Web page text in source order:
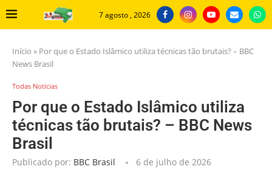
7 agosto , 2026
Início » Por que o Estado Islâmico utiliza técnicas tão brutais? – BBC
News Brasil
Todas Noticias
Por que o Estado Islâmico utiliza
técnicas tão brutais? – BBC News
Brasil
Publicado por: BBC Brasil 6 de julho de 2026